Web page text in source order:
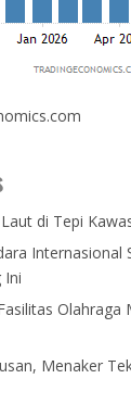
di Tepi
Internasional
Ini
Menaker